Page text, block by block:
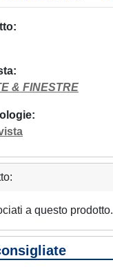
& FINESTRE
a questo prodotto.